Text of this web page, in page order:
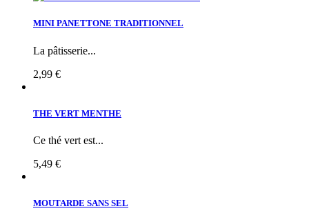
MINI PANETTONE TRADITIONNEL
La pâtisserie...
2,99 €
THE VERT MENTHE
Ce thé vert est...
5,49 €
MOUTARDE SANS SEL